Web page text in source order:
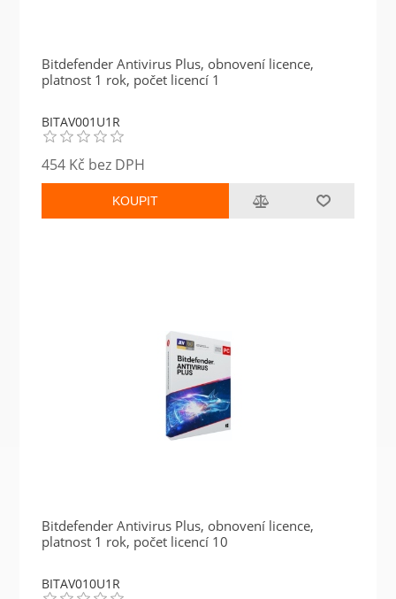
Bitdefender Antivirus Plus, obnovení licence,
platnost 1 rok, počet licencí 1
BITAV001U1R
454 Kč bez DPH
KOUPIT
Bitdefender Antivirus Plus, obnovení licence,
platnost 1 rok, počet licencí 10
BITAV010U1R